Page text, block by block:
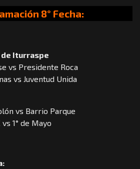
8° Fecha:
Iturraspe
vs Presidente Roca
vs Juventud Unida
vs Barrio Parque
vs 1° de Mayo